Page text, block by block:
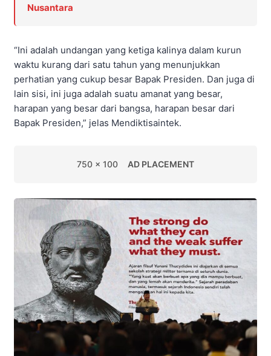
Nusantara
“Ini adalah undangan yang ketiga kalinya dalam kurun
waktu kurang dari satu tahun yang menunjukkan
perhatian yang cukup besar Bapak Presiden. Dan juga di
lain sisi, ini juga adalah suatu amanat yang besar,
harapan yang besar dari bangsa, harapan besar dari
Bapak Presiden,” jelas Mendiktisaintek.
750 x 100 AD PLACEMENT